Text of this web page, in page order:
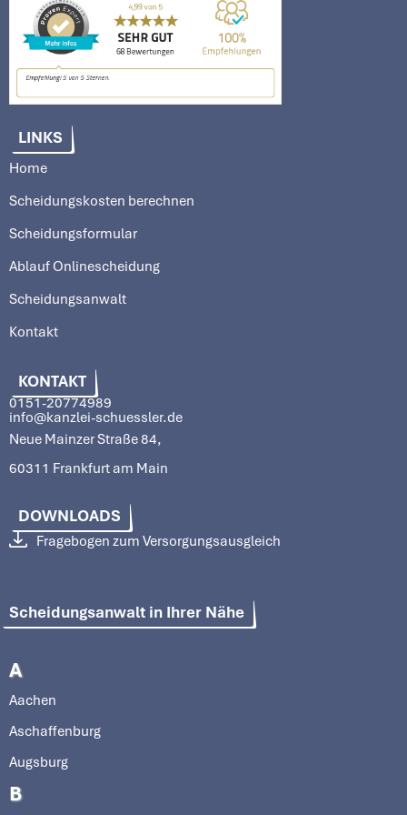
LINKS
Home
Scheidungskosten berechnen
Scheidungsformular
Ablauf Onlinescheidung
Scheidungsanwalt
Kontakt
KONTAKT
0151-20774989
info@kanzlei-schuessler.de
Neue Mainzer Straße 84,
60311 Frankfurt am Main
DOWNLOADS
Fragebogen zum Versorgungsausgleich
Scheidungsanwalt in Ihrer Nähe
A
Aachen
Aschaffenburg
Augsburg
B